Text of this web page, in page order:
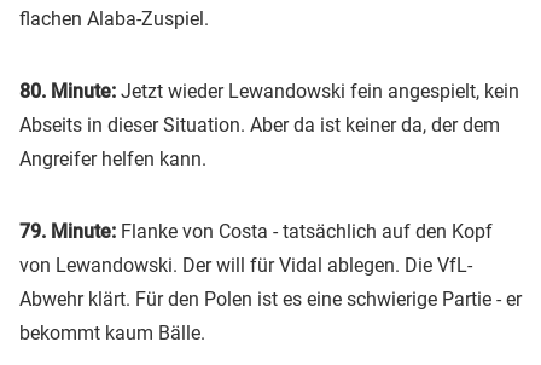
flachen Alaba-Zuspiel.
80. Minute: Jetzt wieder Lewandowski fein angespielt, kein
Abseits in dieser Situation. Aber da ist keiner da, der dem
Angreifer helfen kann.
79. Minute: Flanke von Costa - tatsächlich auf den Kopf
von Lewandowski. Der will für Vidal ablegen. Die VfL-
Abwehr klärt. Für den Polen ist es eine schwierige Partie - er
bekommt kaum Bälle.